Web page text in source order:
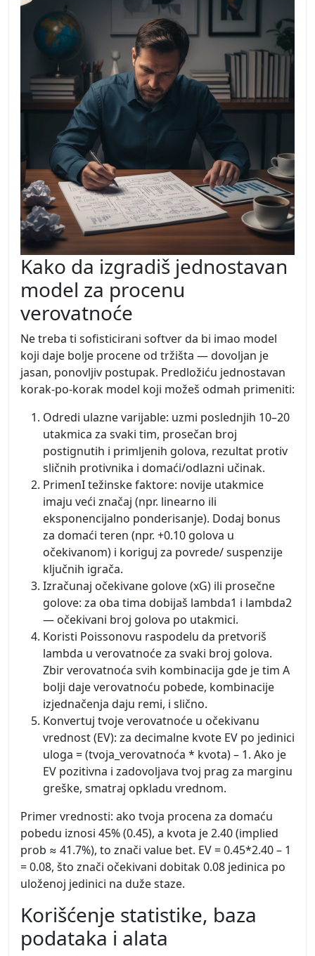
Kako da izgradiš jednostavan
model za procenu
verovatnoće
Ne treba ti sofisticirani softver da bi imao model
koji daje bolje procene od tržišta — dovoljan je
jasan, ponovljiv postupak. Predložiću jednostavan
korak-po-korak model koji možeš odmah primeniti:
Odredi ulazne varijable: uzmi poslednjih 10–20
utakmica za svaki tim, prosečan broj
postignutih i primljenih golova, rezultat protiv
sličnih protivnika i domaći/odlazni učinak.
PrimenI težinske faktore: novije utakmice
imaju veći značaj (npr. linearno ili
eksponencijalno ponderisanje). Dodaj bonus
za domaći teren (npr. +0.10 golova u
očekivanom) i koriguj za povrede/ suspenzije
ključnih igrača.
Izračunaj očekivane golove (xG) ili prosečne
golove: za oba tima dobijaš lambda1 i lambda2
— očekivani broj golova po utakmici.
Koristi Poissonovu raspodelu da pretvoriš
lambda u verovatnoće za svaki broj golova.
Zbir verovatnoća svih kombinacija gde je tim A
bolji daje verovatnoću pobede, kombinacije
izjednačenja daju remi, i slično.
Konvertuj tvoje verovatnoće u očekivanu
vrednost (EV): za decimalne kvote EV po jedinici
uloga = (tvoja_verovatnoća * kvota) – 1. Ako je
EV pozitivna i zadovoljava tvoj prag za marginu
greške, smatraj opkladu vrednom.
Primer vrednosti: ako tvoja procena za domaću
pobedu iznosi 45% (0.45), a kvota je 2.40 (implied
prob ≈ 41.7%), to znači value bet. EV = 0.45*2.40 – 1
= 0.08, što znači očekivani dobitak 0.08 jedinica po
uloženoj jedinici na duže staze.
Korišćenje statistike, baza
podataka i alata